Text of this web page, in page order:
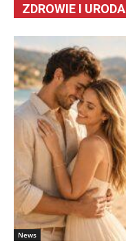
ZDROWIE I URODA
News